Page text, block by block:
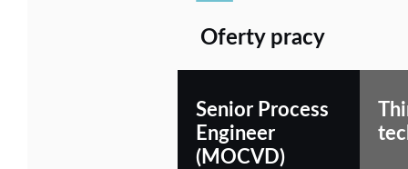
Oferty pracy
Senior Process
Engineer
(MOCVD)